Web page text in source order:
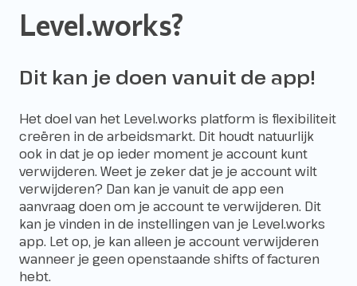
Level.works?
Dit kan je doen vanuit de app!
Het doel van het Level.works platform is flexibiliteit
creëren in de arbeidsmarkt. Dit houdt natuurlijk
ook in dat je op ieder moment je account kunt
verwijderen. Weet je zeker dat je je account wilt
verwijderen? Dan kan je vanuit de app een
aanvraag doen om je account te verwijderen. Dit
kan je vinden in de instellingen van je Level.works
app. Let op, je kan alleen je account verwijderen
wanneer je geen openstaande shifts of facturen
hebt.